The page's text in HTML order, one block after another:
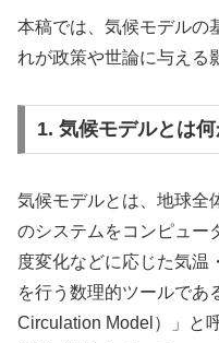
本稿では、気候モデルの
れが政策や世論に与える
1. 気候モデルとは何
気候モデルとは、地球全
のシステムをコンピュー
度変化などに応じた気温
を行う数理的ツールであ
Circulation Model）」と